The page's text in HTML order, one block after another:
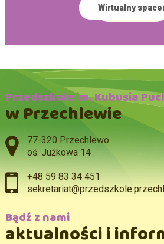
Wirtualny
Przedszkole im. Kubusia
w Przechlewie
Adres pocztowy:
77-320 Przechlewo
oś. Juźkowa 14
+48 59 83 34 451
Bądź z nami
aktualności i